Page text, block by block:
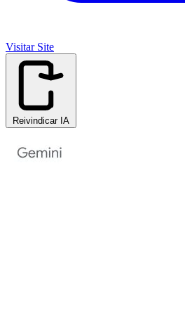
Visitar Site
Reivindicar IA